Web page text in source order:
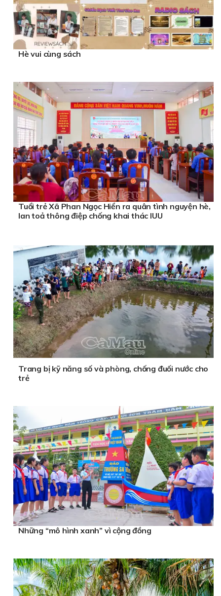
Hè vui cùng sách
Tuổi trẻ Xã Phan Ngọc Hiển ra quân tình nguyện hè,
lan toả thông điệp chống khai thác IUU
Trang bị kỹ năng số và phòng, chống đuối nước cho
trẻ
Những “mô hình xanh” vì cộng đồng